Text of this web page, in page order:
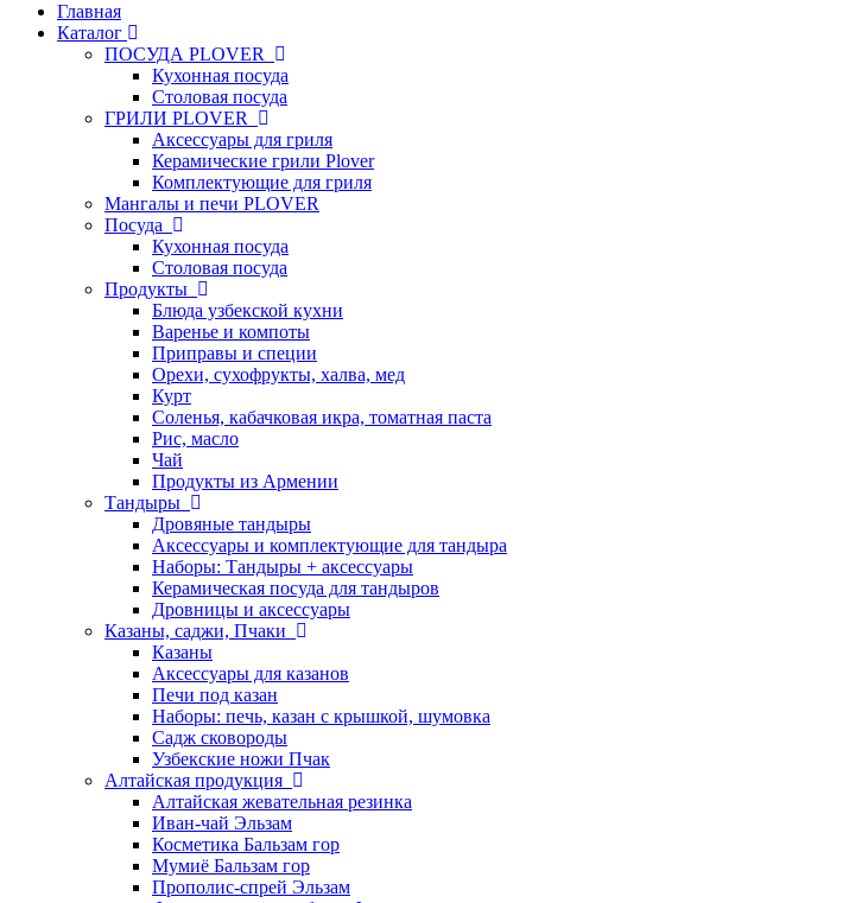
Главная
Каталог
ПОСУДА PLOVER
Кухонная посуда
Столовая посуда
ГРИЛИ PLOVER
Аксессуары для гриля
Керамические грили Plover
Комплектующие для гриля
Мангалы и печи PLOVER
Посуда
Кухонная посуда
Столовая посуда
Продукты
Блюда узбекской кухни
Варенье и компоты
Приправы и специи
Орехи, сухофрукты, халва, мед
Курт
Соленья, кабачковая икра, томатная паста
Рис, масло
Чай
Продукты из Армении
Тандыры
Дровяные тандыры
Аксессуары и комплектующие для тандыра
Наборы: Тандыры + аксессуары
Керамическая посуда для тандыров
Дровницы и аксессуары
Казаны, саджи, Пчаки
Казаны
Аксессуары для казанов
Печи под казан
Наборы: печь, казан с крышкой, шумовка
Садж сковороды
Узбекские ножи Пчак
Алтайская продукция
Алтайская жевательная резинка
Иван-чай Эльзам
Косметика Бальзам гор
Мумиё Бальзам гор
Прополис-спрей Эльзам